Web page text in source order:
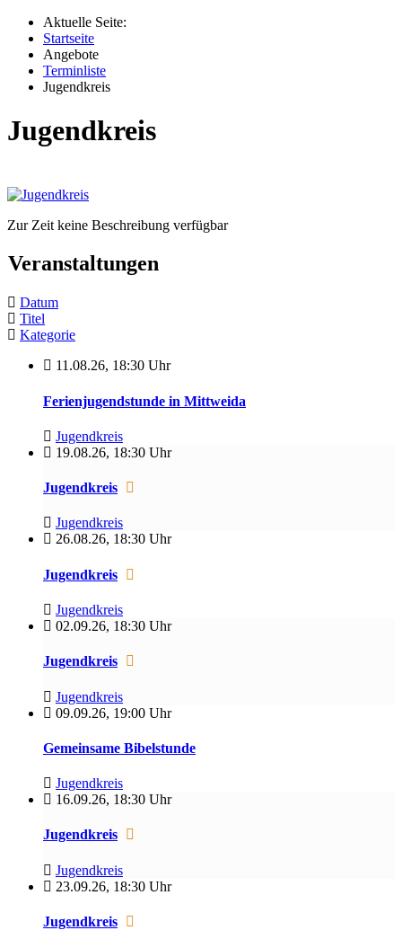
Aktuelle Seite:
Startseite
Angebote
Terminliste
Jugendkreis
Jugendkreis
Zur Zeit keine Beschreibung verfügbar
Veranstaltungen
Datum
Titel
Kategorie
11.08.26, 18:30 Uhr
Ferienjugendstunde in Mittweida
Jugendkreis
19.08.26, 18:30 Uhr
Jugendkreis
Jugendkreis
26.08.26, 18:30 Uhr
Jugendkreis
Jugendkreis
02.09.26, 18:30 Uhr
Jugendkreis
Jugendkreis
09.09.26, 19:00 Uhr
Gemeinsame Bibelstunde
Jugendkreis
16.09.26, 18:30 Uhr
Jugendkreis
Jugendkreis
23.09.26, 18:30 Uhr
Jugendkreis